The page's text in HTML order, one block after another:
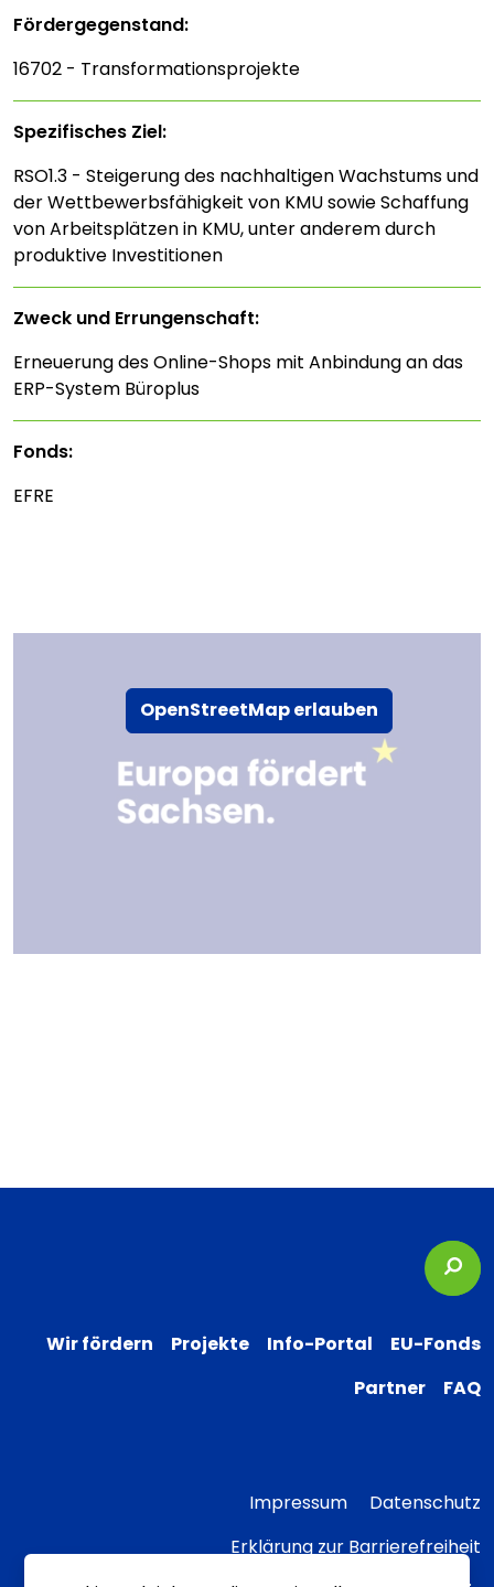
OpenStreetMap erlauben
Fördergegenstand:
16702 - Transformationsprojekte
Spezifisches Ziel:
RSO1.3 - Steigerung des nachhaltigen Wachstums und
der Wettbewerbsfähigkeit von KMU sowie Schaffung
von Arbeitsplätzen in KMU, unter anderem durch
produktive Investitionen
Zweck und Errungenschaft:
Erneuerung des Online-Shops mit Anbindung an das
ERP-System Büroplus
Fonds:
EFRE
Wir fördern Projekte Info-Portal
EU-Fonds
Partner
FAQ
Impressum
Datenschutz
Erklärung zur Barrierefreiheit